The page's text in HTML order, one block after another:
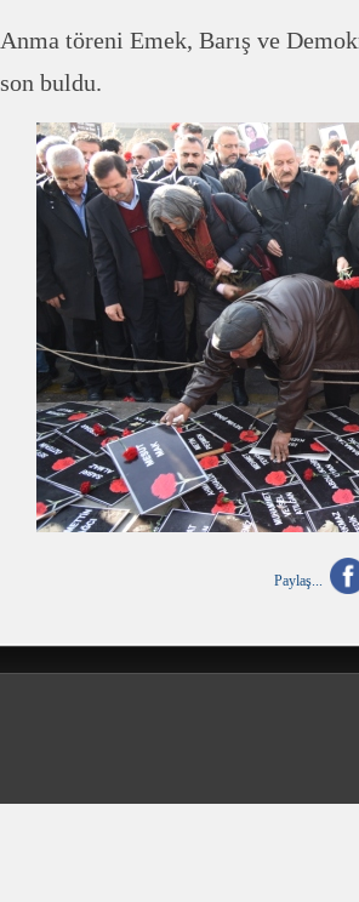
Anma töreni Emek, Barış ve
son buldu.
Paylaş...